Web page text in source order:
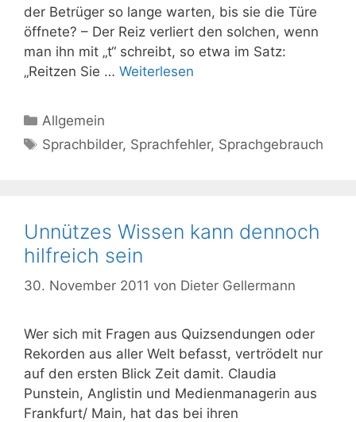
der Betrüger so lange warten, bis sie die Türe
öffnete? – Der Reiz verliert den solchen, wenn
man ihn mit „t“ schreibt, so etwa im Satz:
„Reitzen Sie … Weiterlesen
Kategorien
Allgemein
Schlagwörter
Sprachbilder, Sprachfehler, Sprachgebrauch
Unnützes Wissen kann dennoch
hilfreich sein
30. November 2011 von Dieter Gellermann
Wer sich mit Fragen aus Quizsendun­gen oder
Rekorden aus aller Welt be­fasst, vertrödelt nur
auf den ersten Blick Zeit damit. Claudia
Punstein, Anglistin und Medienmanagerin aus
Frankfurt/ Main, hat das bei ihren